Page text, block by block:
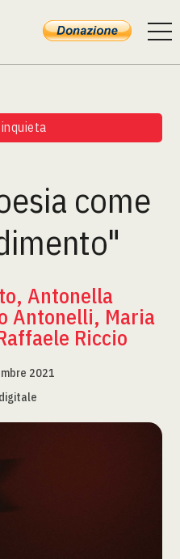
come
Antonella
Antonelli, Maria
Riccio
2021